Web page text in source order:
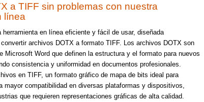
a TIFF sin problemas con nuestra
línea
herramienta en línea eficiente y fácil de usar, diseñada
archivos DOTX a formato TIFF. Los archivos DOTX son
Microsoft Word que definen la estructura y el formato para nuevos
consistencia y uniformidad en documentos profesionales.
en TIFF, un formato gráfico de mapa de bits ideal para
mayor compatibilidad en diversas plataformas y dispositivos,
que requieren representaciones gráficas de alta calidad.